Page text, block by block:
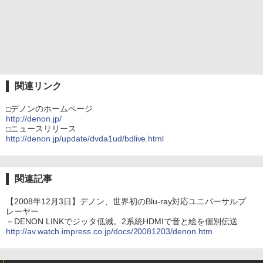
関連リンク
□デノンのホームページ
http://denon.jp/
□ニュースリリース
http://denon.jp/update/dvda1ud/bdlive.html
関連記事
【2008年12月3日】デノン、世界初のBlu-ray対応ユニバーサルプ
レーヤー
－DENON LINKでジッタ低減。2系統HDMIで音と絵を個別伝送
http://av.watch.impress.co.jp/docs/20081203/denon.htm